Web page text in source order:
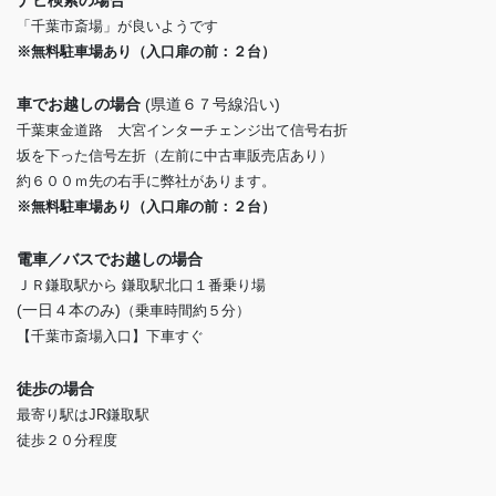
「千葉市斎場」が良いようです
※無料駐車場あり（入口扉の前：２台）
車でお越しの場合 (県道６７号線沿い)
千葉東金道路 大宮インターチェンジ出て信号右折
坂を下った信号左折（左前に中古車販売店あり）
約６００ｍ先の右手に弊社があります。
※無料駐車場あり（入口扉の前：２台）
電車／バスでお越しの場合
ＪＲ鎌取駅から 鎌取駅北口１番乗り場
(一日４本のみ) （乗車時間約５分）
【千葉市斎場入口】下車すぐ
徒歩の場合
最寄り駅はJR鎌取駅
徒歩２０分程度